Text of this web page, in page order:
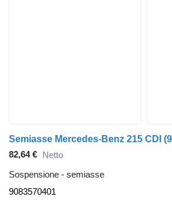
82,64 € Netto
Sospensione - semiasse
9083570401